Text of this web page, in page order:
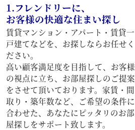
1.フレンドリーに、
お客様の快適な住まい探し
賃貸マンション・アパート・賃貸一
戸建てなどを、お探しならお任せく
ださい。
高い顧客満足度を目指して、お客様
の視点に立ち、お部屋探しのご提案
をさせて頂いております。家賃・間
取り・築年数など、ご希望の条件に
合わせた、あなたにピッタリのお部
屋探しをサポート致します。